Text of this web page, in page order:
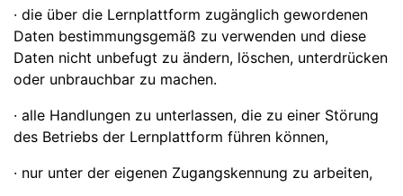
· die über die Lernplattform zugänglich gewordenen
Daten bestimmungsgemäß zu verwenden und diese
Daten nicht unbefugt zu ändern, löschen, unterdrücken
oder unbrauchbar zu machen.
· alle Handlungen zu unterlassen, die zu einer Störung
des Betriebs der Lernplattform führen können,
· nur unter der eigenen Zugangskennung zu arbeiten,